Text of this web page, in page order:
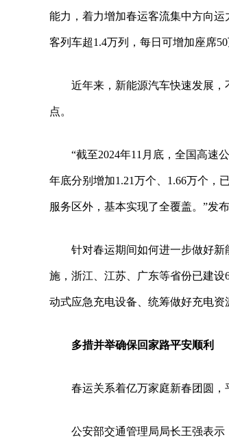
能力，着力增加春运客流集中方向
客列车超1.4万列，每日可增加座席
近年来，新能源汽车快速发展
点。
“截至2024年11月底，全国高速
年底分别增加1.21万个、1.66万个，
服务区外，基本实现了全覆盖。”发
针对春运期间如何进一步做好
施，浙江、江苏、广东等省份已建
动式应急充电设备、统筹做好充电资
多措并举确保回家路平安顺利
春运关系着亿万家庭新春团圆，
公安部交通管理局局长王强表